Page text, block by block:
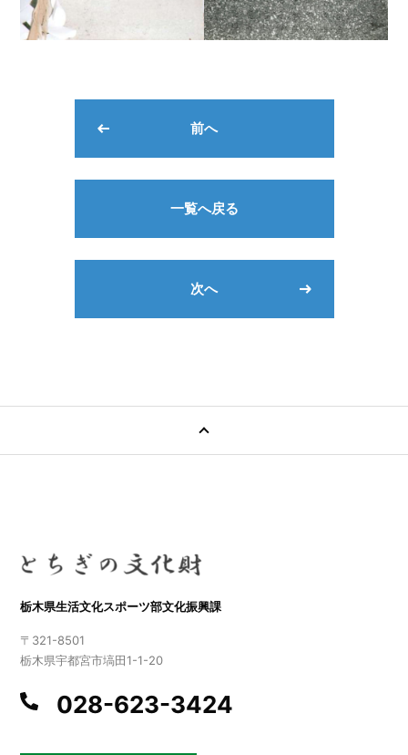
前へ
一覧へ戻る
次へ
栃木県生活文化スポーツ部文化振興課
〒321-8501
栃木県宇都宮市塙田1-1-20
028-623-3424